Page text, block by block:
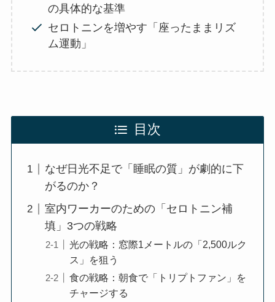
の具体的な基準
セロトニンを増やす「座ったままリズ
ム運動」
目次
なぜ日光不足で「睡眠の質」が劇的に下
がるのか？
室内ワーカーのための「セロトニン補
填」3つの戦略
光の戦略：窓際1メートルの「2,500ルク
ス」を狙う
食の戦略：朝食で「トリプトファン」を
チャージする